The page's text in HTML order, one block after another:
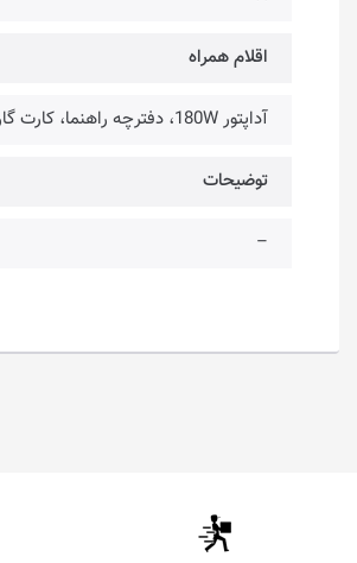
اقلام همراه
آداپتور 180W، دفترچه راهنما، کارت گارانتی
توضیحات
–